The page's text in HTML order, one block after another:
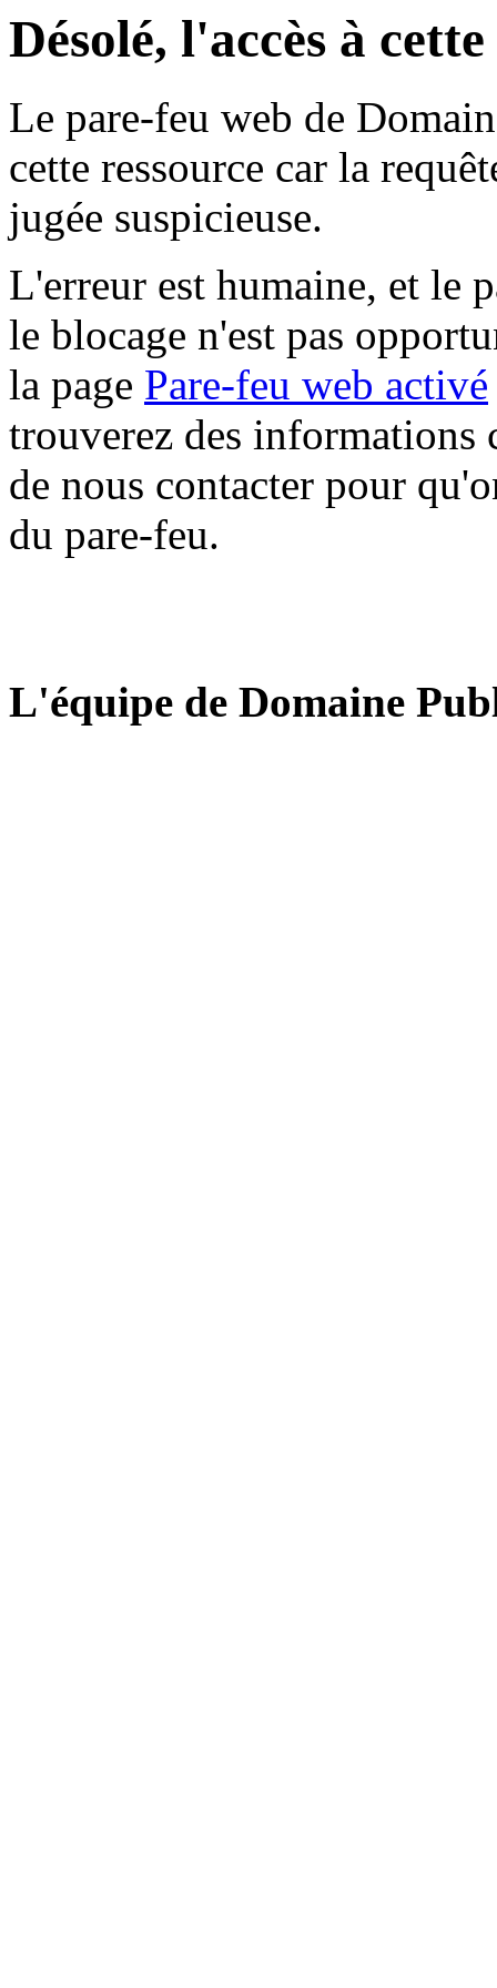
Désolé, l'accès à
Le pare-feu web de
cette ressource car la
jugée suspicieuse.
L'erreur est humaine, et le
le blocage n'est pas
la page Pare-feu web activé
trouverez des informations
de nous contacter pour
du pare-feu.
L'équipe de Domaine